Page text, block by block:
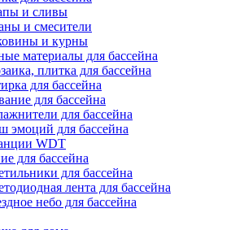
и сливы
и смесители
и курны
материалы для бассейна
плитка для бассейна
для бассейна
для бассейна
для бассейна
эмоций для бассейна
WDT
для бассейна
для бассейна
лента для бассейна
небо для бассейна